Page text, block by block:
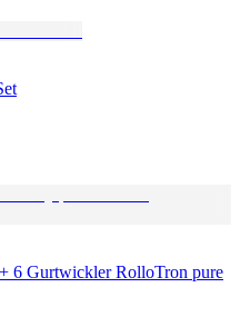
6 Gurtwickler RolloTron pure